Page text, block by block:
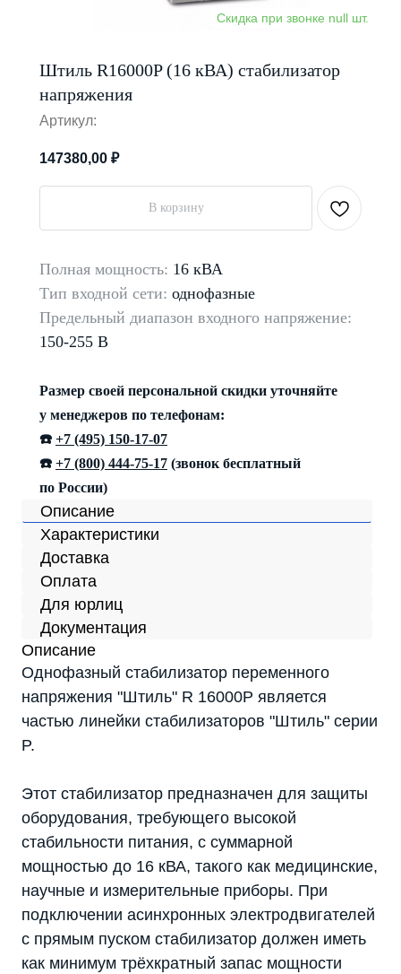
Штиль R16000P (16 кВА) стабилизатор
напряжения
Артикул:
147380,00 ₽
В корзину
Полная мощность: 16 кВА
Тип входной сети: однофазные
Предельный диапазон входного напряжение:
150-255 В
Размер своей персональной скидки уточняйте
у менеджеров по телефонам:
☎️ +7 (495) 150-17-07
☎️ +7 (800) 444-75-17 (звонок бесплатный
по России)
Описание
Характеристики
Доставка
Оплата
Для юрлиц
Документация
Описание
Однофазный стабилизатор переменного
напряжения "Штиль" R 16000P является
частью линейки стабилизаторов "Штиль" серии
P.
Этот стабилизатор предназначен для защиты
оборудования, требующего высокой
стабильности питания, с суммарной
мощностью до 16 кВА, такого как медицинские,
научные и измерительные приборы. При
подключении асинхронных электродвигателей
с прямым пуском стабилизатор должен иметь
как минимум трёхкратный запас мощности